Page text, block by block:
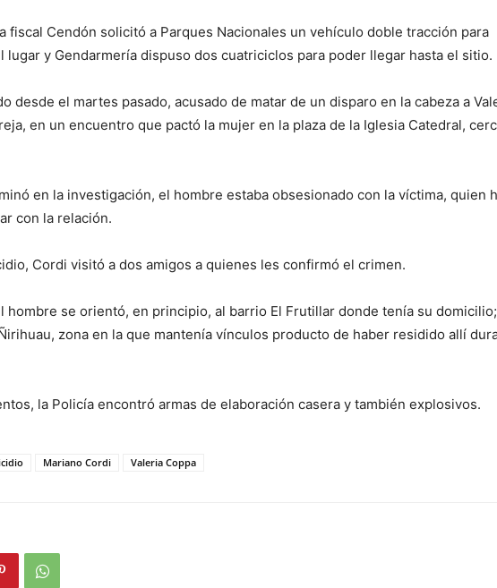
fiscal Cendón solicitó a Parques Nacionales un vehículo doble tracción para
lugar y Gendarmería dispuso dos cuatriciclos para poder llegar hasta el sitio.
desde el martes pasado, acusado de matar de un disparo en la cabeza a
en un encuentro que pactó la mujer en la plaza de la Iglesia Catedral,
en la investigación, el hombre estaba obsesionado con la víctima, quien
con la relación.
Cordi visitó a dos amigos a quienes les confirmó el crimen.
hombre se orientó, en principio, al barrio El Frutillar donde tenía su
zona en la que mantenía vínculos producto de haber residido allí
la Policía encontró armas de elaboración casera y también explosivos.
Mariano Cordi Valeria Coppa